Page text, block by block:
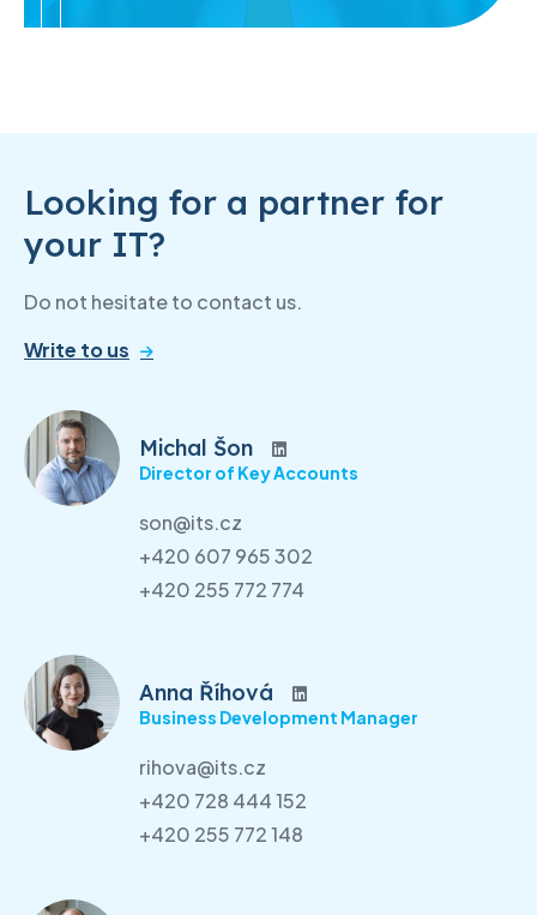
Looking for a partner for
your IT?
Do not hesitate to contact us.
Write to us
Michal Šon
Director of Key Accounts
son@its.cz
+420 607 965 302
+420 255 772 774
Anna Říhová
Business Development Manager
rihova@its.cz
+420 728 444 152
+420 255 772 148